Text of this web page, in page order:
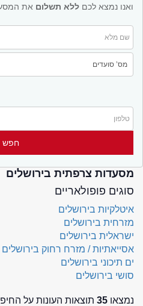
ואנו נמצא לכם ללא תשלום את
מסעדות צרפתית בירושלים
סוגים פופולאריים
איטלקיות בירושלים
מזרחית בירושלים
ישראלית בירושלים
אסייאתיות / מזרח רחוק בירושלים
ים תיכוני בירושלים
סושי בירושלים
נמצאו 35 תוצאות העונות על